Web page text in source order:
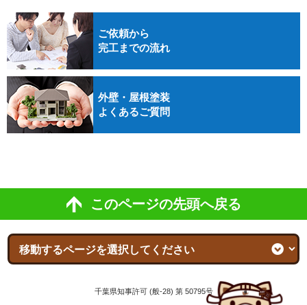
ご依頼から
完工までの流れ
外壁・屋根塗装
よくあるご質問
このページの先頭へ戻る
千葉県知事許可 (般-28) 第 50795号